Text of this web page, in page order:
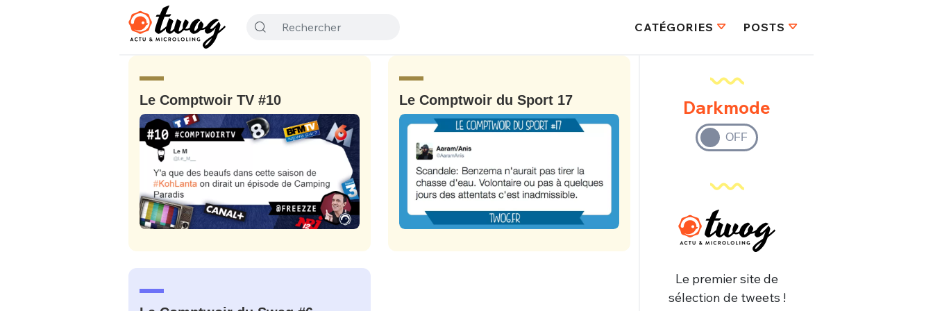
CATÉGORIES POSTS
Le Comptwoir TV #10 Le Comptwoir du Sport 17 Darkmode
Le premier site de
sélection de tweets !